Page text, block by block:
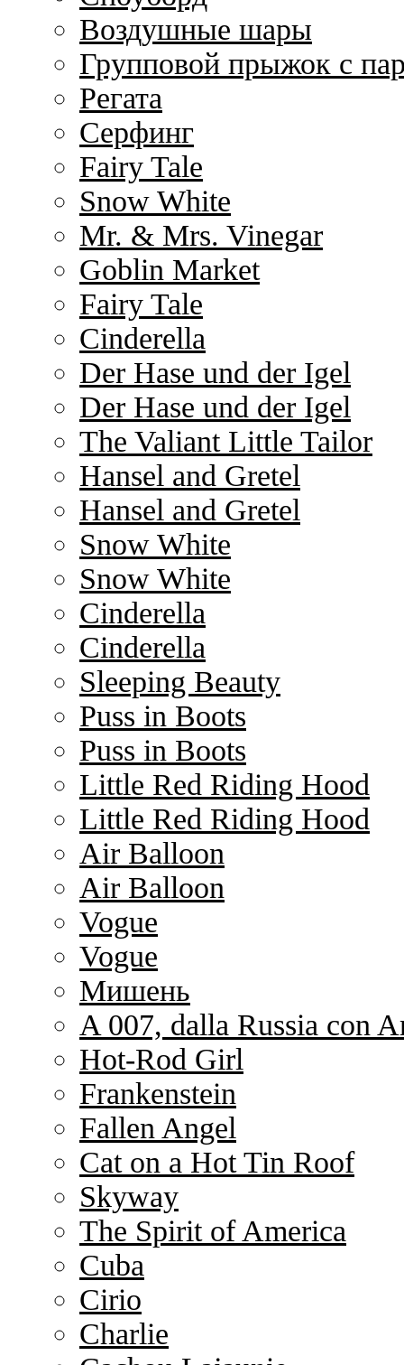
Воздушные шары
Групповой прыжок с
Регата
Серфинг
Fairy Tale
Snow White
Mr. & Mrs. Vinegar
Goblin Market
Fairy Tale
Cinderella
Der Hase und der Igel
Der Hase und der Igel
The Valiant Little Tailor
Hansel and Gretel
Hansel and Gretel
Snow White
Snow White
Cinderella
Cinderella
Sleeping Beauty
Puss in Boots
Puss in Boots
Little Red Riding Hood
Little Red Riding Hood
Air Balloon
Air Balloon
Vogue
Vogue
Мишень
A 007, dalla Russia con
Hot-Rod Girl
Frankenstein
Fallen Angel
Cat on a Hot Tin Roof
Skyway
The Spirit of America
Cuba
Cirio
Charlie